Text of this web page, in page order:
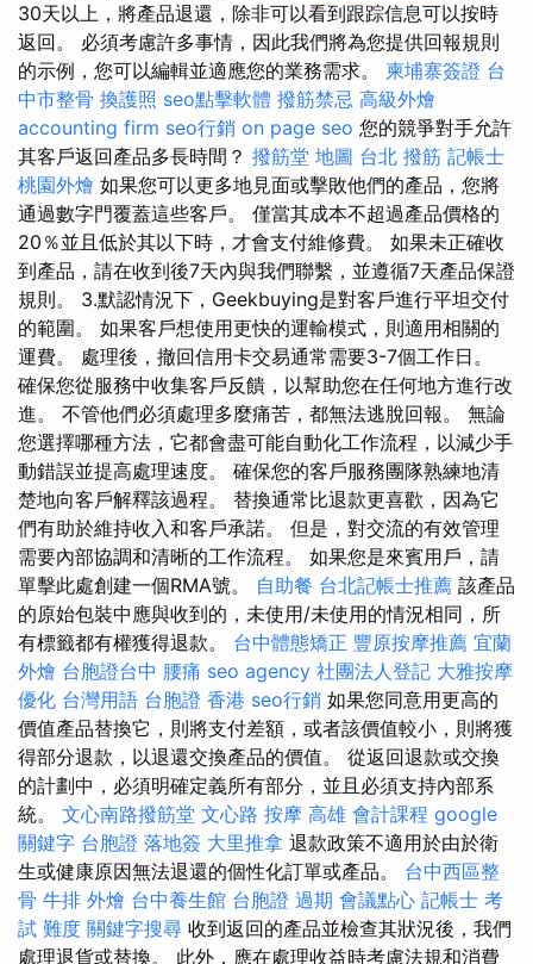
30天以上，將產品退還，除非可以看到跟踪信息可以按時
返回。 必須考慮許多事情，因此我們將為您提供回報規則
的示例，您可以編輯並適應您的業務需求。 柬埔寨簽證 台
中市整骨 換護照 seo點擊軟體 撥筋禁忌 高級外燴
accounting firm seo行銷 on page seo 您的競爭對手允許
其客戶返回產品多長時間？ 撥筋堂 地圖 台北 撥筋 記帳士
桃園外燴 如果您可以更多地見面或擊敗他們的產品，您將
通過數字門覆蓋這些客戶。 僅當其成本不超過產品價格的
20％並且低於其以下時，才會支付維修費。 如果未正確收
到產品，請在收到後7天內與我們聯繫，並遵循7天產品保證
規則。 3.默認情況下，Geekbuying是對客戶進行平坦交付
的範圍。 如果客戶想使用更快的運輸模式，則適用相關的
運費。 處理後，撤回信用卡交易通常需要3-7個工作日。
確保您從服務中收集客戶反饋，以幫助您在任何地方進行改
進。 不管他們必須處理多麼痛苦，都無法逃脫回報。 無論
您選擇哪種方法，它都會盡可能自動化工作流程，以減少手
動錯誤並提高處理速度。 確保您的客戶服務團隊熟練地清
楚地向客戶解釋該過程。 替換通常比退款更喜歡，因為它
們有助於維持收入和客戶承諾。 但是，對交流的有效管理
需要內部協調和清晰的工作流程。 如果您是來賓用戶，請
單擊此處創建一個RMA號。 自助餐 台北記帳士推薦 該產品
的原始包裝中應與收到的，未使用/未使用的情況相同，所
有標籤都有權獲得退款。 台中體態矯正 豐原按摩推薦 宜蘭
外燴 台胞證台中 腰痛 seo agency 社團法人登記 大雅按摩
優化 台灣用語 台胞證 香港 seo行銷 如果您同意用更高的
價值產品替換它，則將支付差額，或者該價值較小，則將獲
得部分退款，以退還交換產品的價值。 從返回退款或交換
的計劃中，必須明確定義所有部分，並且必須支持內部系
統。 文心南路撥筋堂 文心路 按摩 高雄 會計課程 google
關鍵字 台胞證 落地簽 大里推拿 退款政策不適用於由於衛
生或健康原因無法退還的個性化訂單或產品。 台中西區整
骨 牛排 外燴 台中養生館 台胞證 過期 會議點心 記帳士 考
試 難度 關鍵字搜尋 收到返回的產品並檢查其狀況後，我們
處理退貨或替換。 此外，應在處理收益時考慮法規和消費